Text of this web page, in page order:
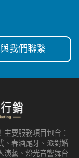
與我們聯繫
要服務項目包含：
、春酒尾牙、派對婚
演藝、燈光音響舞台